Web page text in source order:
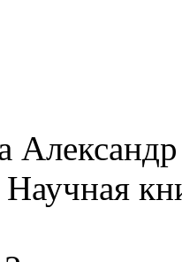
Александр
Научная